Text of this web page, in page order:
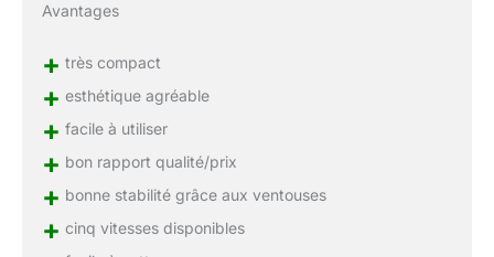
Avantages
+ très compact
+ esthétique agréable
+ facile à utiliser
+ bon rapport qualité/prix
+ bonne stabilité grâce aux ventouses
+ cinq vitesses disponibles